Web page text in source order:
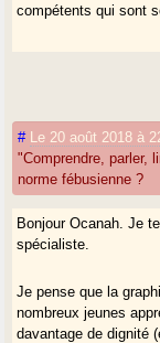
compétents qui sont
# Le 20 août 2018 à
"Comprendre, parler,
norme fébusienne ?
Bonjour Ocanah. Je
spécialiste.
Je pense que la
nombreux jeunes
davantage de dignité